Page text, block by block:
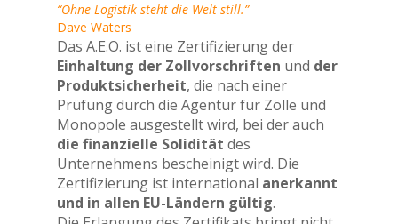
“Ohne Logistik steht die Welt still.”
Dave Waters
Das A.E.O. ist eine Zertifizierung der
Einhaltung der Zollvorschriften und der
Produktsicherheit, die nach einer
Prüfung durch die Agentur für Zölle und
Monopole ausgestellt wird, bei der auch
die finanzielle Solidität des
Unternehmens bescheinigt wird. Die
Zertifizierung ist international anerkannt
und in allen EU-Ländern gültig.